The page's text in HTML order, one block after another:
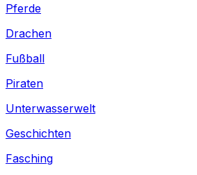
Pferde
Drachen
Fußball
Piraten
Unterwasserwelt
Geschichten
Fasching